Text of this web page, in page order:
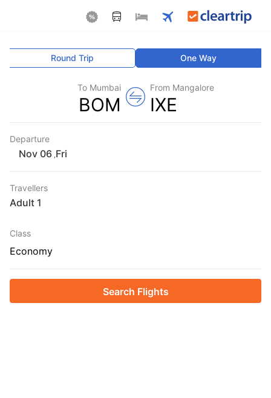
One Way
Round Trip
From Mangalore
IXE
To Mumbai
BOM
Departure
Fri
Travellers
1 Adult
Class
Economy